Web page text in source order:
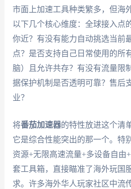
市面上加速工具种类繁多，但海
以下几个核心维度：全球接入点
你近？有没有能力自动挑选当前
点？是否支持自己日常使用的所
脑）且允许共存？有没有流量限
据保护机制是否透明可靠？售后
业？
将番茄加速器的特性放进这个清
它是综合性能突出的那一个。特
资源+无限高速流量+多设备自由
套工具箱，直接瞄准了海外玩国
求。许多海外华人玩家社区中流